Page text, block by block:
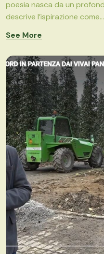
poesia nasca da un
descrive l’ispirazione come...
See More